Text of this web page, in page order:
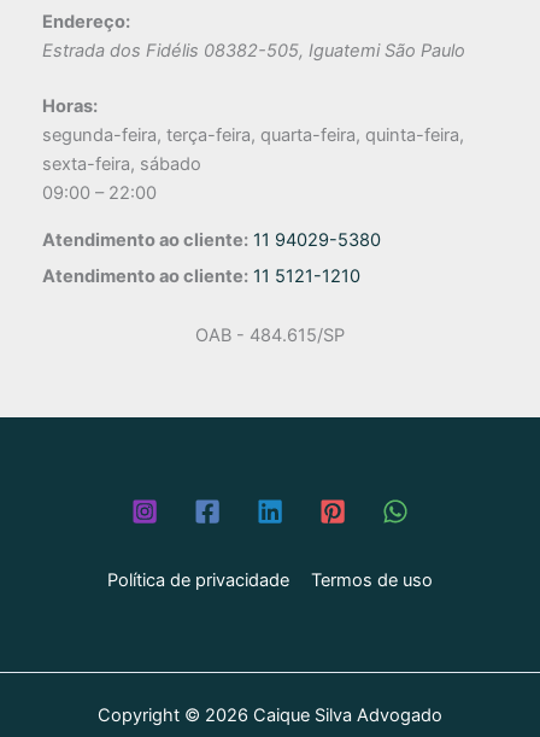
Endereço:
Estrada dos Fidélis 08382-505, Iguatemi São Paulo
Horas:
segunda-feira, terça-feira, quarta-feira, quinta-feira,
sexta-feira, sábado
09:00 – 22:00
Atendimento ao cliente: 11 94029-5380
Atendimento ao cliente: 11 5121-1210
OAB - 484.615/SP
Política de privacidade Termos de uso
Copyright © 2026 Caique Silva Advogado